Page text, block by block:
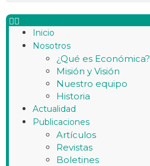
Inicio
Nosotros
¿Qué es Económica?
Misión y Visión
Nuestro equipo
Historia
Actualidad
Publicaciones
Artículos
Revistas
Boletines